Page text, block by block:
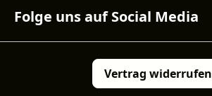
Folge uns auf Social Media
Vertrag widerrufen